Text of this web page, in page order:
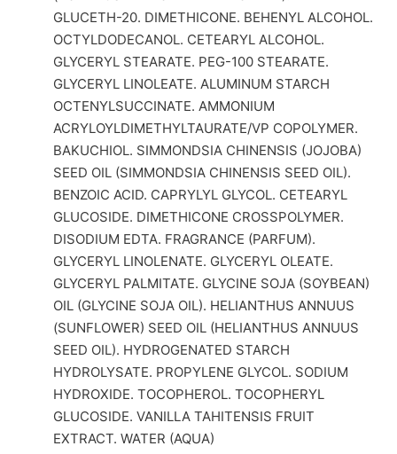
GLUCETH-20. DIMETHICONE. BEHENYL ALCOHOL.
OCTYLDODECANOL. CETEARYL ALCOHOL.
GLYCERYL STEARATE. PEG-100 STEARATE.
GLYCERYL LINOLEATE. ALUMINUM STARCH
OCTENYLSUCCINATE. AMMONIUM
ACRYLOYLDIMETHYLTAURATE/VP COPOLYMER.
BAKUCHIOL. SIMMONDSIA CHINENSIS (JOJOBA)
SEED OIL (SIMMONDSIA CHINENSIS SEED OIL).
BENZOIC ACID. CAPRYLYL GLYCOL. CETEARYL
GLUCOSIDE. DIMETHICONE CROSSPOLYMER.
DISODIUM EDTA. FRAGRANCE (PARFUM).
GLYCERYL LINOLENATE. GLYCERYL OLEATE.
GLYCERYL PALMITATE. GLYCINE SOJA (SOYBEAN)
OIL (GLYCINE SOJA OIL). HELIANTHUS ANNUUS
(SUNFLOWER) SEED OIL (HELIANTHUS ANNUUS
SEED OIL). HYDROGENATED STARCH
HYDROLYSATE. PROPYLENE GLYCOL. SODIUM
HYDROXIDE. TOCOPHEROL. TOCOPHERYL
GLUCOSIDE. VANILLA TAHITENSIS FRUIT
EXTRACT. WATER (AQUA)